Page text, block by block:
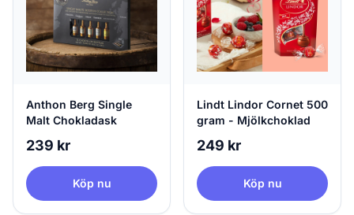
Anthon Berg Single
Malt Chokladask
239 kr
Köp nu
Lindt Lindor Cornet 500
gram - Mjölkchoklad
249 kr
Köp nu